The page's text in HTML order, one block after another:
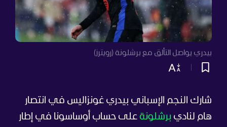
بيدري يواصل التألق مع برشلونة (رويترز)
شارك النجم الإسباني بيدري غونزاليس في انتصار
هام لنادي برشلونة على حساب أوساسونا في إطار